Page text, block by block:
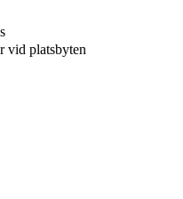
vid platsbyten